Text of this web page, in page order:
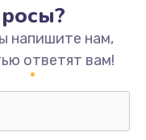
трубки
напишите нам,
ответят вам!